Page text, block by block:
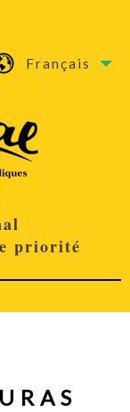
Français
priorité